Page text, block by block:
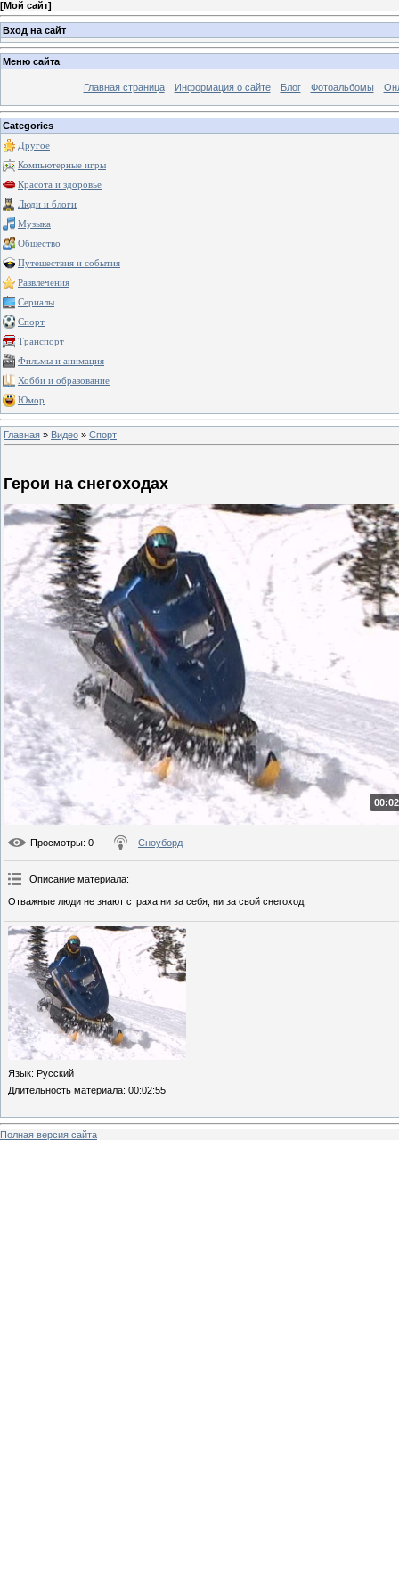
[Мой сайт]
Вход на сайт
Меню сайта
Главная страница Информация о сайте Блог Фотоальбомы
Categories
Другое
Компьютерные игры
Красота и здоровье
Люди и блоги
Музыка
Общество
Путешествия и события
Развлечения
Сериалы
Спорт
Транспорт
Фильмы и анимация
Хобби и образование
Юмор
Главная » Видео » Спорт
Герои на снегоходах
Просмотры: 0 Сноуборд
Описание материала:
Отважные люди не знают страха ни за себя, ни за свой снегоход.
Язык: Русский
Длительность материала: 00:02:55
Полная версия сайта